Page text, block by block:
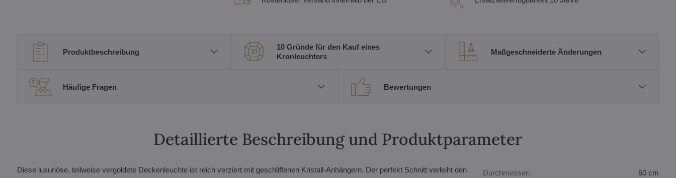
Produktbeschreibung
10 Gründe für den Kauf eines
Kronleuchters
Maßgeschneiderte Änderungen
Häufige Fragen Bewertungen
Detaillierte Beschreibung und Produktparameter
Diese luxuriöse, teilweise vergoldete Deckenleuchte ist reich verziert mit geschliffenen Kristall-Anhängern. Der perfekt Schnitt verleiht den
Durchmesser: 60 cm